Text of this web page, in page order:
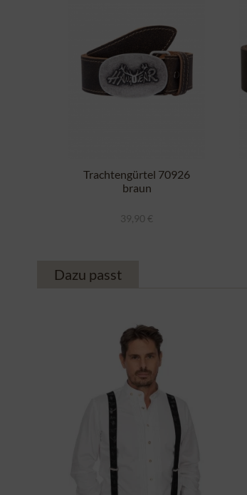
Trachtengürtel 70926
braun
39,90 €
Dazu passt